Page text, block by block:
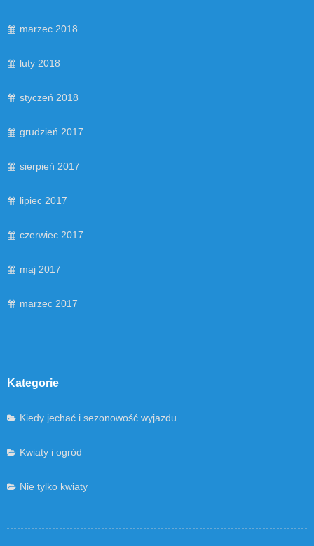
marzec 2018
luty 2018
styczeń 2018
grudzień 2017
sierpień 2017
lipiec 2017
czerwiec 2017
maj 2017
marzec 2017
Kategorie
Kiedy jechać i sezonowość wyjazdu
Kwiaty i ogród
Nie tylko kwiaty